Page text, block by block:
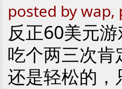
posted by
反正60美元
吃个两三次
还是轻松的